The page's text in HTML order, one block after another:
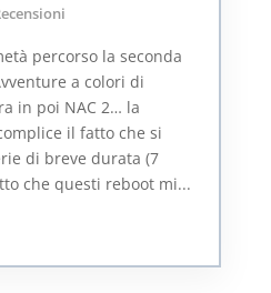
percorso la seconda
a colori di
in poi NAC 2… la
il fatto che si
di breve durata (7
che questi reboot mi...